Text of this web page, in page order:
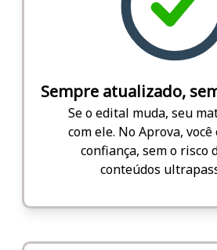
Sempre atualizado,
Se o edital muda, seu
com ele. No Aprova,
confiança, sem o risco
conteúdos